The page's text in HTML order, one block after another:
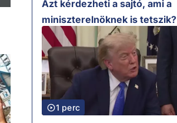
Azt kérdezheti a sajtó, ami a
miniszterelnöknek is tetszik?
1 perc